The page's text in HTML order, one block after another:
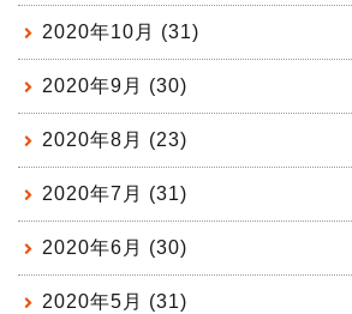
2020年10月 (31)
2020年9月 (30)
2020年8月 (23)
2020年7月 (31)
2020年6月 (30)
2020年5月 (31)